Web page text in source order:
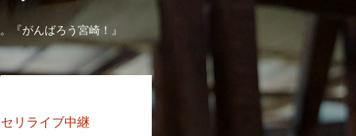
『がんばろう宮崎！』
セリライブ中継